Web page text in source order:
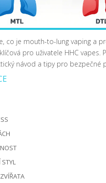
co je mouth-to-lung vaping a
pro uživatele HHC vapes.
návod a tipy pro bezpečné